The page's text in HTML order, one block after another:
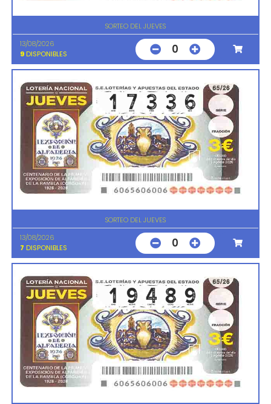
SORTEO DEL JUEVES
13/08/2026
9 DISPONIBLES 0
SORTEO DEL JUEVES
13/08/2026
7 DISPONIBLES 0